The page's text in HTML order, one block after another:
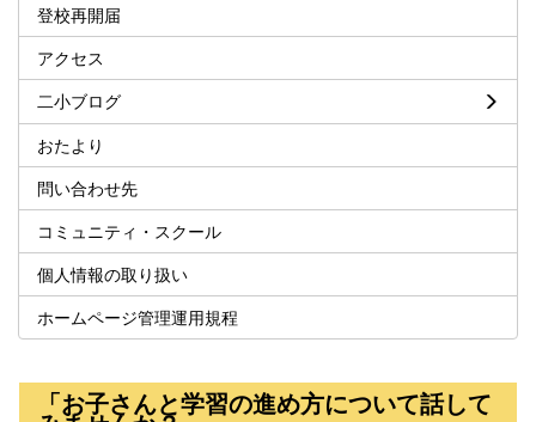
登校再開届
アクセス
二小ブログ
おたより
問い合わせ先
コミュニティ・スクール
個人情報の取り扱い
ホームページ管理運用規程
「お子さんと学習の進め方について話して